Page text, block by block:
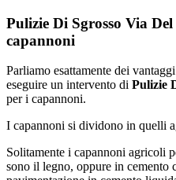
Pulizie Di Sgrosso Via
capannoni
Parliamo esattamente dei
eseguire un intervento di Pulizie
per i capannoni.
I capannoni si dividono in quelli
Solitamente i capannoni agricoli
sono il legno, oppure in cemento